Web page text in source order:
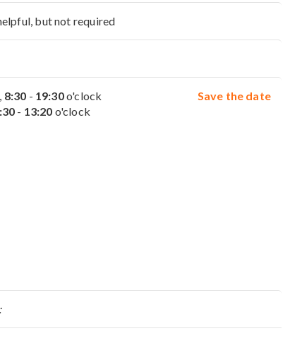
but not required
Save the date
8:30 - 19:30o'clock
- 13:20 o'clock